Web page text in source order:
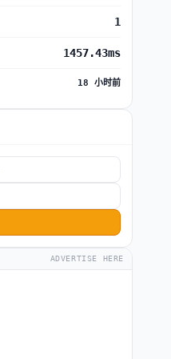
1
1457.43ms
18 小时前
ADVERTISE HERE